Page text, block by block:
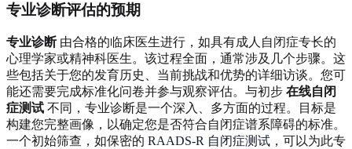
专业诊断评估的预期
专业诊断由合格的临床医生进行，如具有成人自闭症专长的
心理学家或精神科医生。该过程全面，通常涉及几个步骤。这
些包括关于您的发育历史、当前挑战和优势的详细访谈。您可
能还需要完成标准化问卷并参与观察评估。与初步 在线自闭
症测试 不同，专业诊断是一个深入、多方面的过程。目标是
构建您完整画像，以确定您是否符合自闭症谱系障碍的标准。
一个初始筛查，如保密的 RAADS-R 自闭症测试 ，可以为此专